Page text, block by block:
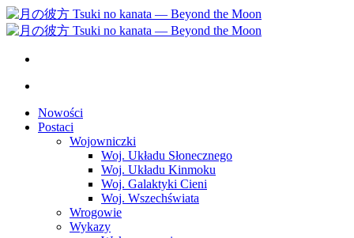
Nowości
Postaci
Wojowniczki
Woj. Układu Słonecznego
Woj. Układu Kinmoku
Woj. Galaktyki Cieni
Woj. Wszechświata
Wrogowie
Wykazy